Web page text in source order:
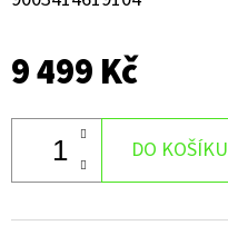
9 499 Kč
DO KOŠÍKU